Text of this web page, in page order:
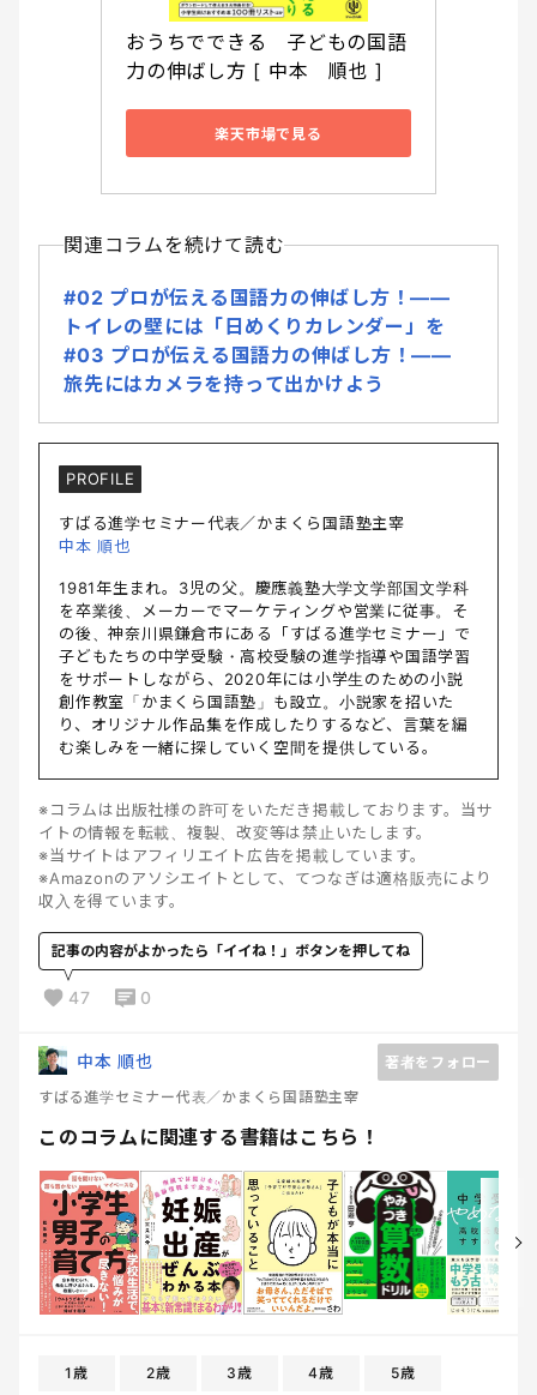
おうちでできる　子どもの国語
力の伸ばし方 [ 中本　順也 ]
楽天市場で見る
関連コラムを続けて読む
#02 プロが伝える国語力の伸ばし方！――
トイレの壁には「日めくりカレンダー」を
#03 プロが伝える国語力の伸ばし方！――
旅先にはカメラを持って出かけよう
PROFILE
すばる進学セミナー代表／かまくら国語塾主宰
中本 順也
1981年生まれ。3児の父。慶應義塾大学文学部国文学科
を卒業後、メーカーでマーケティングや営業に従事。そ
の後、神奈川県鎌倉市にある「すばる進学セミナー」で
子どもたちの中学受験・高校受験の進学指導や国語学習
をサポートしながら、2020年には小学生のための小説
創作教室「かまくら国語塾」も設立。小説家を招いた
り、オリジナル作品集を作成したりするなど、言葉を編
む楽しみを一緒に探していく空間を提供している。
※コラムは出版社様の許可をいただき掲載しております。当サ
イトの情報を転載、複製、改変等は禁止いたします。
※当サイトはアフィリエイト広告を掲載しています。
※Amazonのアソシエイトとして、てつなぎは適格販売により
収入を得ています。
記事の内容がよかったら「イイね！」ボタンを押してね
47 0
中本 順也
著者をフォロー
すばる進学セミナー代表／かまくら国語塾主宰
このコラムに関連する書籍はこちら！
1歳 2歳 3歳 4歳 5歳